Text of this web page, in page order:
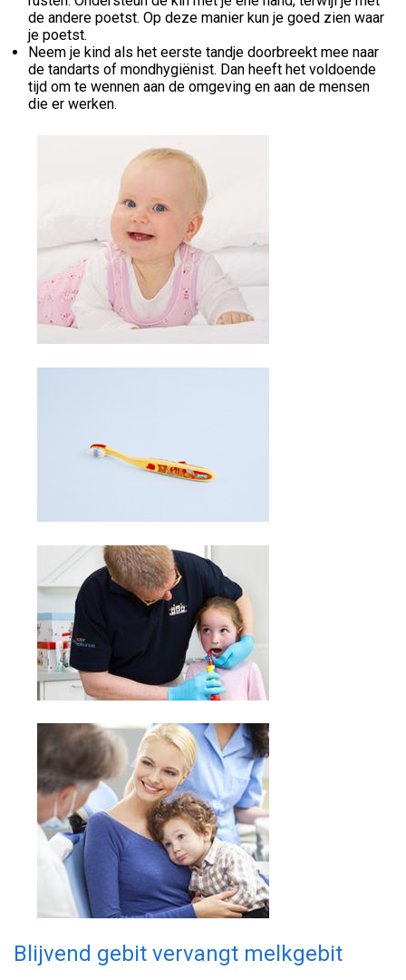
de andere poetst. Op deze manier kun je goed zien waar
je poetst.
Neem je kind als het eerste tandje doorbreekt mee naar
de tandarts of mondhygiënist. Dan heeft het voldoende
tijd om te wennen aan de omgeving en aan de mensen
die er werken.
Blijvend gebit vervangt melkgebit